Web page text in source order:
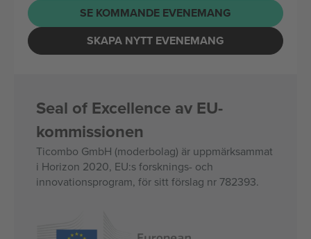
SE KOMMANDE EVENEMANG
SKAPA NYTT EVENEMANG
Seal of Excellence av EU-
kommissionen
Ticombo GmbH (moderbolag) är uppmärksammat
i Horizon 2020, EU:s forsknings- och
innovationsprogram, för sitt förslag nr 782393.